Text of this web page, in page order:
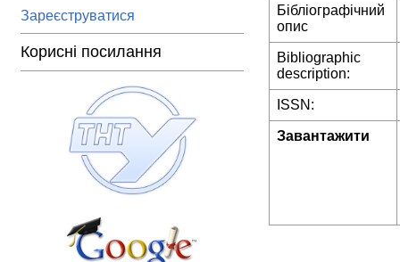
Зареєструватися
Корисні посилання
Бібліографічний
опис
Bibliographic
description:
ISSN:
Завантажити